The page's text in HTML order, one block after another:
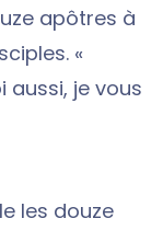
apôtres à
«
aussi, je vous
les douze